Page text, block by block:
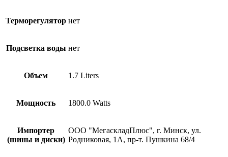
Терморегулятор нет
Подсветка воды нет
Объем 1.7 Liters
Мощность 1800.0 Watts
Импортер
(шины и диски)
ООО "МегаскладПлюс", г. Минск, ул.
Родниковая, 1А, пр-т. Пушкина 68/4